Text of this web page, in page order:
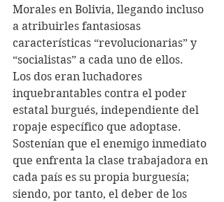
Morales en Bolivia, llegando incluso
a atribuirles fantasiosas
características “revolucionarias” y
“socialistas” a cada uno de ellos.
Los dos eran luchadores
inquebrantables contra el poder
estatal burgués, independiente del
ropaje específico que adoptase.
Sostenían que el enemigo inmediato
que enfrenta la clase trabajadora en
cada país es su propia burguesía;
siendo, por tanto, el deber de los